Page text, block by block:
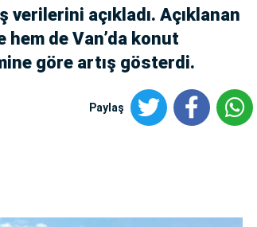
verilerini açıkladı. Açıklanan
de Van’da konut
göre artış gösterdi.
Paylaş